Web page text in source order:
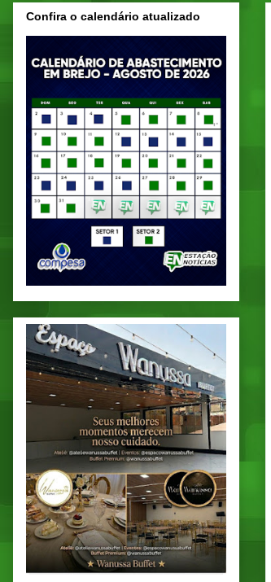
Confira o calendário atualizado